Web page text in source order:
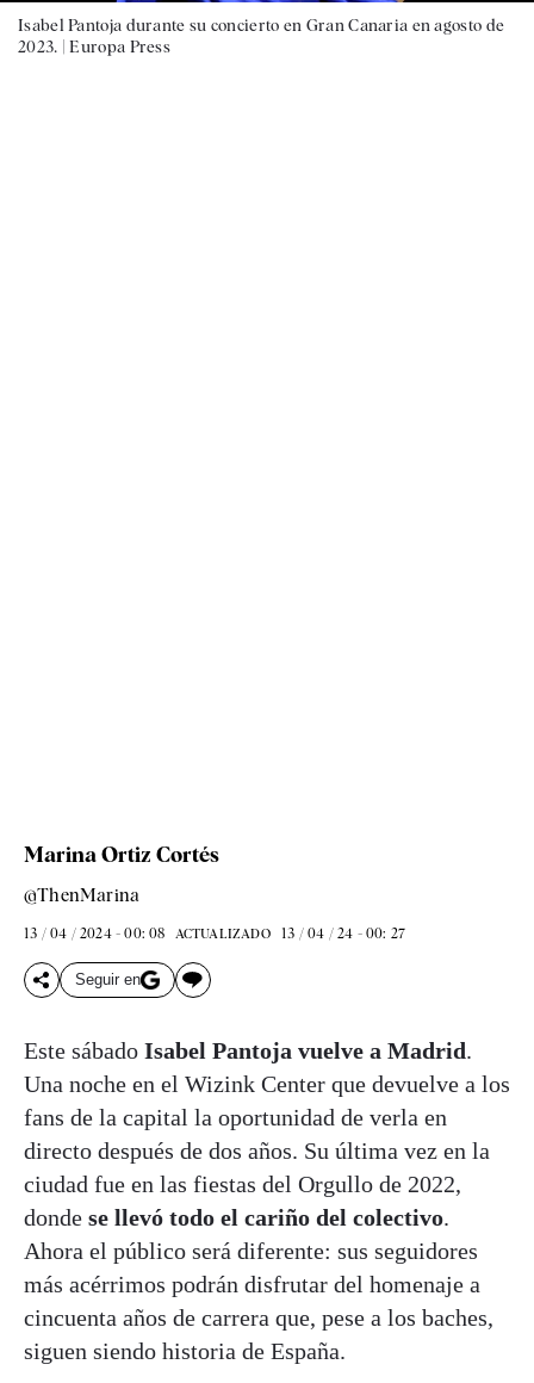
Isabel Pantoja durante su concierto en Gran Canaria en agosto de
2023. |Europa Press
Marina Ortiz Cortés
@ThenMarina
13 / 04 / 2024 - 00: 08 ACTUALIZADO 13 / 04 / 24 - 00: 27
Seguir en
Este sábado Isabel Pantoja vuelve a Madrid.
Una noche en el Wizink Center que devuelve a los
fans de la capital la oportunidad de verla en
directo después de dos años. Su última vez en la
ciudad fue en las fiestas del Orgullo de 2022,
donde se llevó todo el cariño del colectivo.
Ahora el público será diferente: sus seguidores
más acérrimos podrán disfrutar del homenaje a
cincuenta años de carrera que, pese a los baches,
siguen siendo historia de España.